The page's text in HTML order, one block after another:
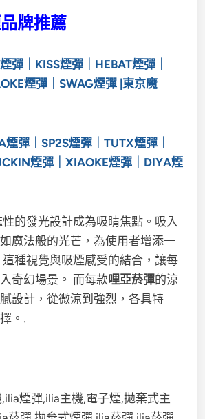
牌推薦
煙彈 ｜KISS煙彈｜HEBAT煙彈｜
煙彈｜SWAG煙彈 |東京魔
彈｜SP2S煙彈｜TUTX煙彈｜
煙彈｜XIAOKE煙彈｜DIYA煙
的發光設計成為吸睛焦點。吸入
魔法般的光芒，為使用者增添一
種視覺與吸煙感受的結合，讓每
奇幻場景。 而每款哩亞菸彈的涼
設計，從微涼到強烈，各具特
。.